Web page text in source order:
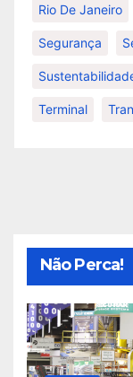
Rio De Janeiro
Segurança
Terminal
Não Perca!